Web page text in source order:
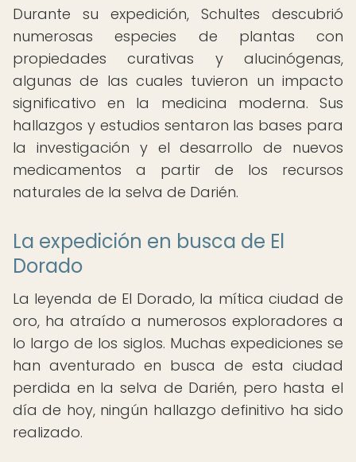
Durante su expedición, Schultes descubrió
numerosas especies de plantas con
propiedades curativas y alucinógenas,
algunas de las cuales tuvieron un impacto
significativo en la medicina moderna. Sus
hallazgos y estudios sentaron las bases para
la investigación y el desarrollo de nuevos
medicamentos a partir de los recursos
naturales de la selva de Darién.
La expedición en busca de El
Dorado
La leyenda de El Dorado, la mítica ciudad de
oro, ha atraído a numerosos exploradores a
lo largo de los siglos. Muchas expediciones se
han aventurado en busca de esta ciudad
perdida en la selva de Darién, pero hasta el
día de hoy, ningún hallazgo definitivo ha sido
realizado.